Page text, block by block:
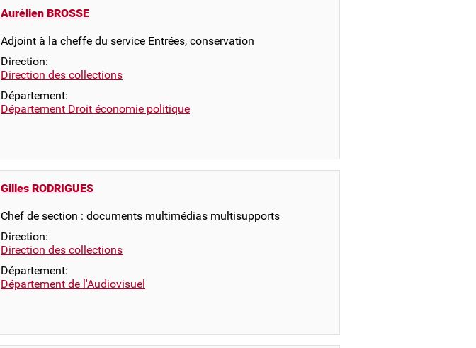
Aurélien BROSSE
Adjoint à la cheffe du service Entrées, conservation
Direction:
Direction des collections
Département:
Département Droit économie politique
Gilles RODRIGUES
Chef de section : documents multimédias multisupports
Direction:
Direction des collections
Département:
Département de l'Audiovisuel